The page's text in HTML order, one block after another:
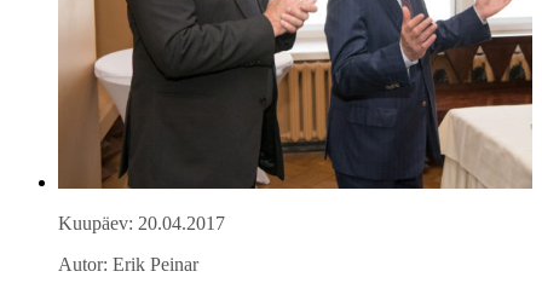
Kuupäev: 20.04.2017
Autor: Erik Peinar